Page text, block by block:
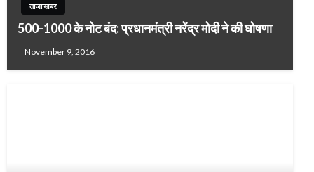
ताजा खबर
500-1000 के नोट बंद: प्रधानमंत्री नरेंद्र मोदी ने की घोषणा
November 9, 2016